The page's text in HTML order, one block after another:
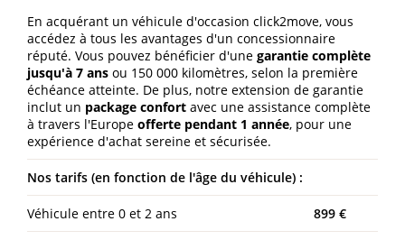
En acquérant un véhicule d'occasion click2move, vous
accédez à tous les avantages d'un concessionnaire
réputé. Vous pouvez bénéficier d'une garantie complète
jusqu'à 7 ans ou 150 000 kilomètres, selon la première
échéance atteinte. De plus, notre extension de garantie
inclut un package confort avec une assistance complète
à travers l'Europe offerte pendant 1 année, pour une
expérience d'achat sereine et sécurisée.
Nos tarifs (en fonction de l'âge du véhicule) :
Véhicule entre 0 et 2 ans 899 €